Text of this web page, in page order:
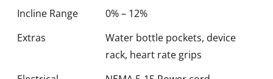
Incline Range
0% – 12%
Extras
Water bottle pockets, device
rack, heart rate grips